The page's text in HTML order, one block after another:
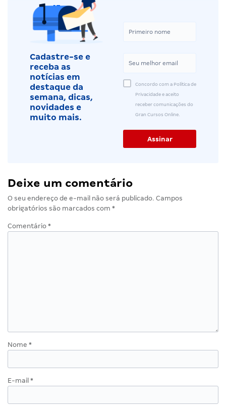
Cadastre-se e
receba as
notícias em
destaque da
semana, dicas,
novidades e
muito mais.
Concordo com a Política de
Privacidade e aceito
receber comunicações do
Gran Cursos Online.
Deixe um comentário
O seu endereço de e-mail não será publicado. Campos
obrigatórios são marcados com *
Comentário *
Nome *
E-mail *